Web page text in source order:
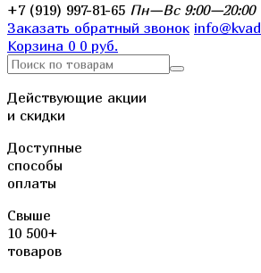
+7 (919) 997-81-65 Пн—Вс 9:00—20:00
Заказать обратный звонок
Корзина 0 0 руб.
Действующие акции
и скидки
Доступные
способы
оплаты
Свыше
10 500+
товаров